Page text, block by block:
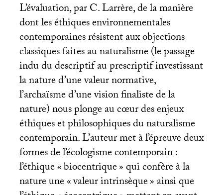
L’évaluation, par C. Larrère, de la manière
dont les éthiques environnementales
contemporaines résistent aux objections
classiques faites au naturalisme (le passage
indu du descriptif au prescriptif investissant
la nature d’une valeur normative,
l’archaïsme d’une vision finaliste de la
nature) nous plonge au cœur des enjeux
éthiques et philosophiques du naturalisme
contemporain. L’auteur met à l’épreuve deux
formes de l’écologisme contemporain :
l’éthique «biocentrique» qui confère à la
nature une «valeur intrinsèque» ainsi que